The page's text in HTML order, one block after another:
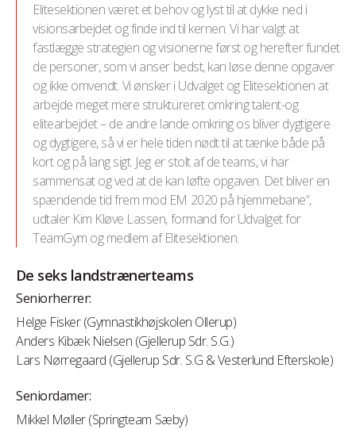
Elitesektionen været et behov og lyst til at dykke ned i
visionsarbejdet og finde ind til kernen. Vi har valgt at
fastlægge strategien og visionerne først og herefter fundet
de personer, som vi anser bedst, kan løse denne opgaver
og ikke omvendt. Vi ønsker i Udvalget og Elitesektionen at
arbejde meget mere struktureret omkring talent-og
elitearbejdet – de andre lande omkring os bliver dygtigere
og dygtigere, så vi er hele tiden nødt til at tænke både på
kort og på lang sigt. Jeg er stolt af de teams, vi har
sammensat og ved at de kan løfte opgaven. Det bliver en
spændende tid frem mod EM 2020 på hjemmebane”,
udtaler Kim Kløve Lassen, formand for Udvalget for
TeamGym og medlem af Elitesektionen.
De seks landstrænerteams
Seniorherrer:
Helge Fisker (Gymnastikhøjskolen Ollerup)
Anders Kibæk Nielsen (Gjellerup Sdr. S.G.)
Lars Nørregaard (Gjellerup Sdr. S.G & Vesterlund Efterskole)
Seniordamer:
Mikkel Møller (Springteam Sæby)